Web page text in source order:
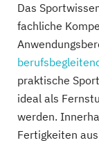
Das
fachliche
praktische
ideal als
werden.
Fertigkeiten